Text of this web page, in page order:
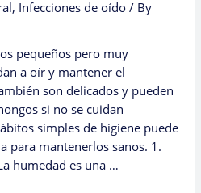
, Infecciones de oído / By
pequeños pero muy
a oír y mantener el
son delicados y pueden
si no se cuidan
simples de higiene puede
para mantenerlos sanos. 1.
humedad es una …